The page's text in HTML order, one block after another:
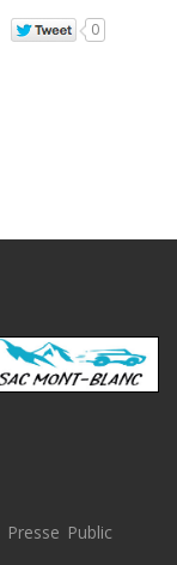
0
Presse Public